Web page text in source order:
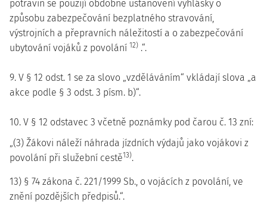
potravin se použijí obdobně ustanovení vyhlášky o
způsobu zabezpečování bezplatného stravování,
výstrojních a přepravních náležitostí a o zabezpečování
ubytování vojáků z povolání 12) .“.
9. V § 12 odst. 1 se za slovo „vzděláváním“ vkládají slova „a
akce podle § 3 odst. 3 písm. b)“.
10. V § 12 odstavec 3 včetně poznámky pod čarou č. 13 zní:
„(3) Žákovi náleží náhrada jízdních výdajů jako vojákovi z
povolání při služební cestě13).
13) § 74 zákona č. 221/1999 Sb., o vojácích z povolání, ve
znění pozdějších předpisů.“.